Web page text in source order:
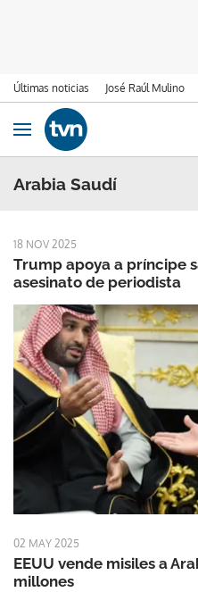
Últimas noticias José Raúl Mulino
Ir al contenido
Obrir navegació
Arabia Saudí
18 NOV 2025
Trump apoya a príncipe
asesinato de periodista
02 MAY 2025
EEUU vende misiles a
millones